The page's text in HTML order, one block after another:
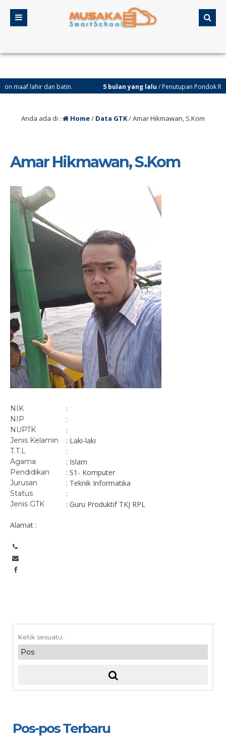
lahir dan batin. 5 bulan yang lalu/ Penutupan Pondok
Anda ada di : Home/ Data GTK/Amar Hikmawan, S.Kom
Amar Hikmawan, S.Kom
NIK :
NIP :
NUPTK :
Jenis Kelamin : Laki-laki
T.T.L :
Agama : Islam
Pendidikan : S1- Komputer
Jurusan : Teknik Informatika
Status :
Jenis GTK : Guru Produktif TKJ RPL
Alamat :
Pos-pos Terbaru